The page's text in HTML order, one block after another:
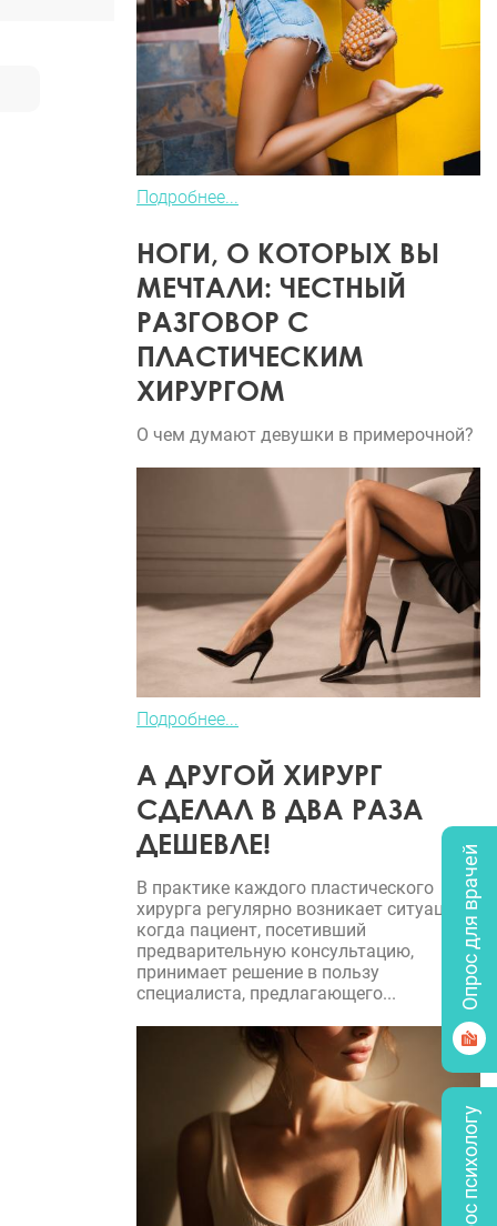
Подробнее...
НОГИ, О КОТОРЫХ ВЫ
МЕЧТАЛИ: ЧЕСТНЫЙ
РАЗГОВОР С
ПЛАСТИЧЕСКИМ
ХИРУРГОМ
О чем думают девушки в примерочной?
Подробнее...
А ДРУГОЙ ХИРУРГ
СДЕЛАЛ В ДВА РАЗА
ДЕШЕВЛЕ!
В практике каждого пластического
хирурга регулярно возникает ситуация,
когда пациент, посетивший
предварительную консультацию,
принимает решение в пользу
специалиста, предлагающего...
Опрос для врачей